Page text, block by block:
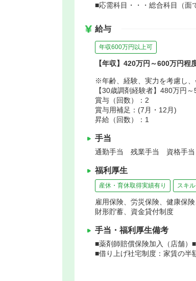
■応需科目・・・総合科目（面
給与
年収600万円以上可
【年収】420万円～600万円程
※年齢、経験、実力を考慮し、
【30歳調剤経験者】480万円
賞与（回数）：2
賞与用補足：(7月・12月)
昇給（回数）：1
手当
通勤手当 残業手当 資格手当
福利厚生
産休・育休取得実績有り スキ
雇用保険、労災保険、健康保
財形貯蓄、資金貸付制度
手当・福利厚生備考
■薬剤師賠償保険加入（店舗）
■借り上げ社宅制度：家賃の